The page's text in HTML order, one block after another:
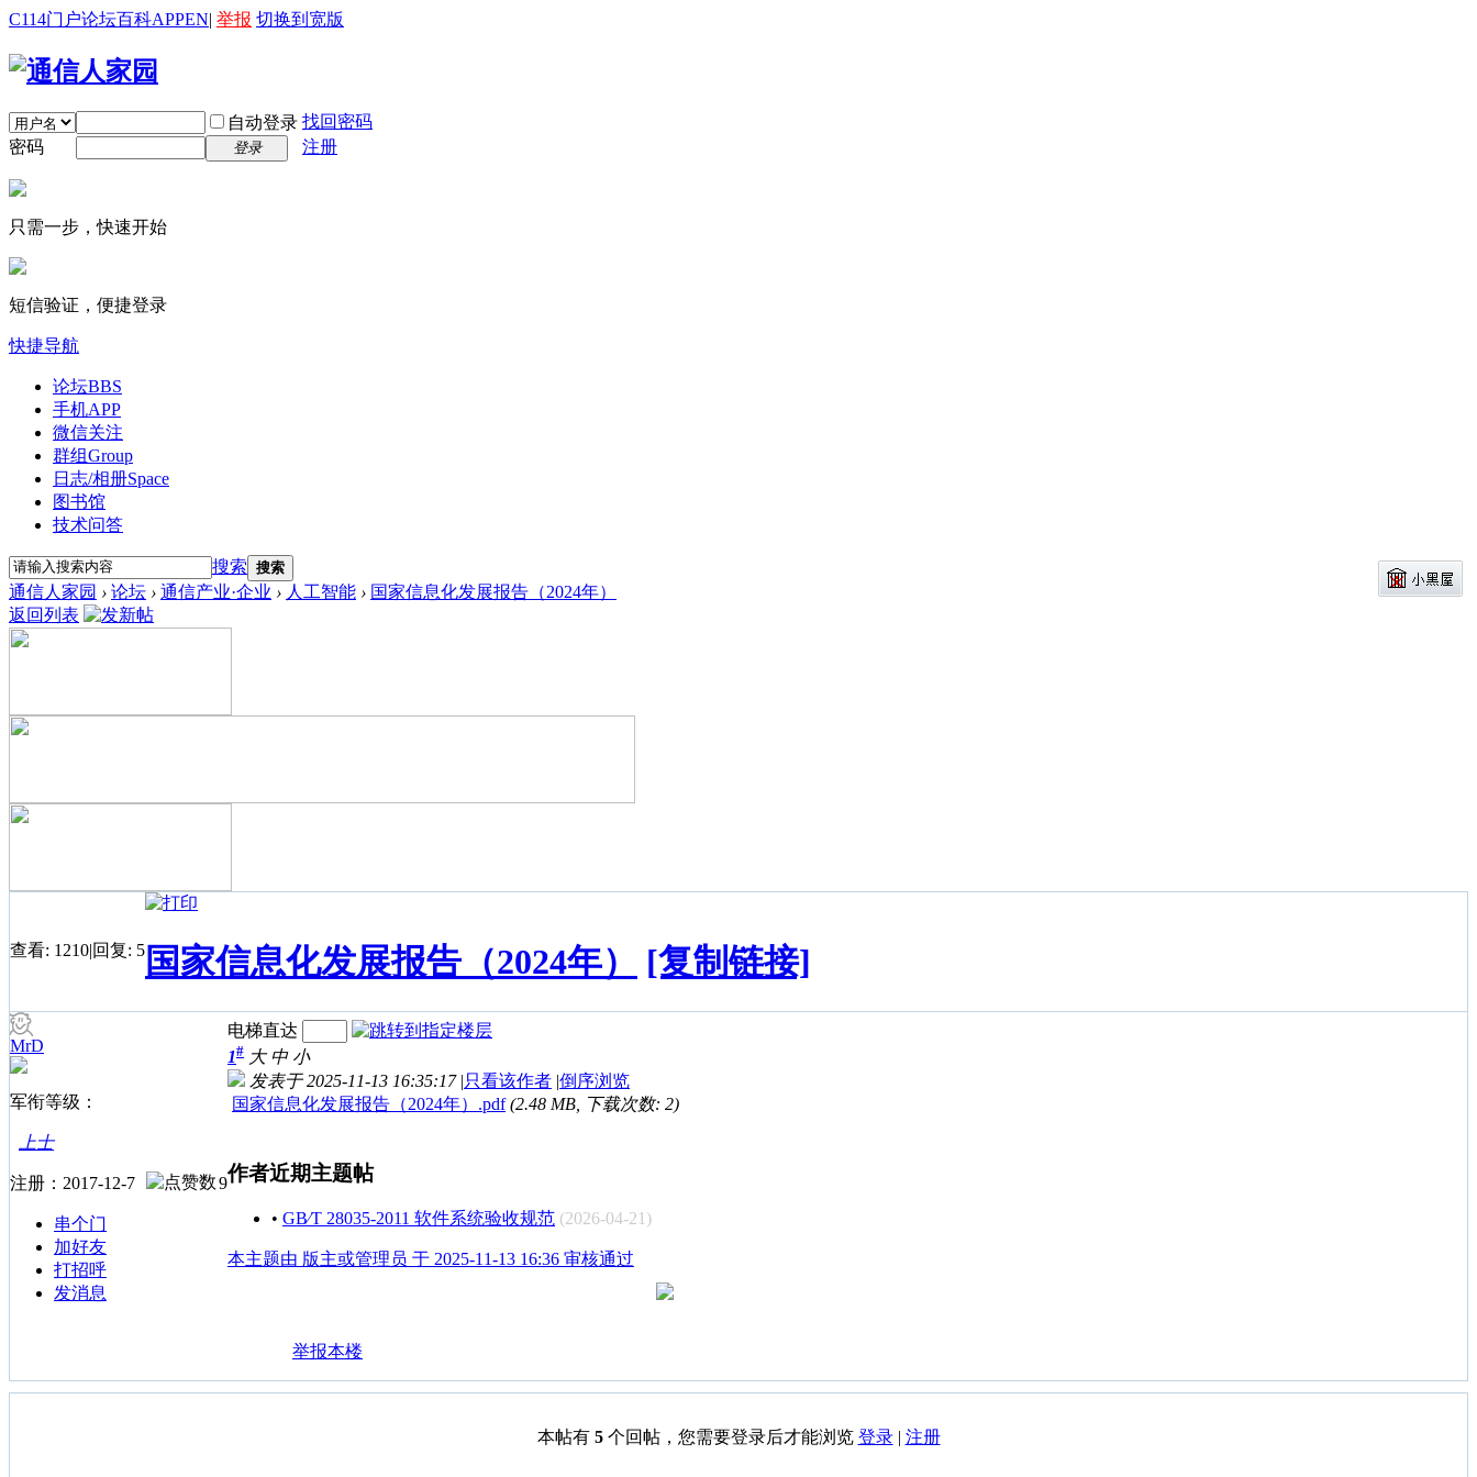
C114门户论坛百科APPEN| 举报 切换到宽版
自动登录 找回密码
密码
登录 注册
只需一步，快速开始
短信验证，便捷登录
快捷导航
论坛BBS
手机APP
微信关注
群组Group
日志/相册Space
图书馆
技术问答
搜索 搜索
通信人家园 › 论坛 › 通信产业·企业 › 人工智能 › 国家信息化发展报告（2024年）
返回列表
查看: 1210|回复: 5 国家信息化发展报告（2024年） [复制链接]
MrD
军衔等级：
上士
注册：2017-12-7 9
串个门
加好友
打招呼
发消息
电梯直达
1# 大 中 小
发表于 2025-11-13 16:35:17 |只看该作者 |倒序浏览
国家信息化发展报告（2024年）.pdf (2.48 MB, 下载次数: 2)
作者近期主题帖
• GB∕T 28035-2011 软件系统验收规范 (2026-04-21)
本主题由 版主或管理员 于 2025-11-13 16:36 审核通过
举报本楼
本帖有 5个回帖，您需要登录后才能浏览 登录| 注册